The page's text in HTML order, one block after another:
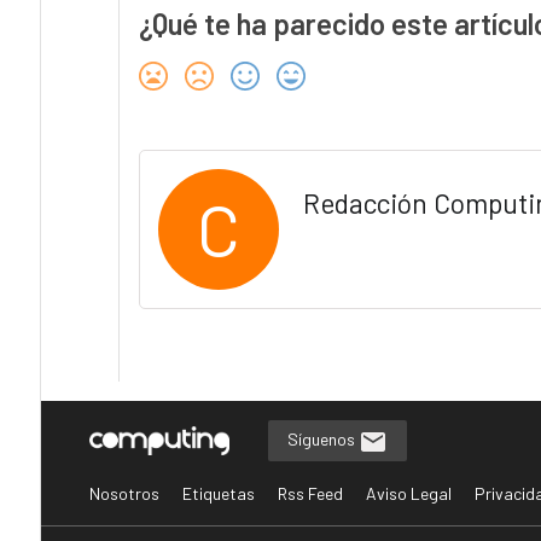
¿Qué te ha parecido este
C Redacción
Síguenos
Nosotros Etiquetas Rss Feed Aviso Legal